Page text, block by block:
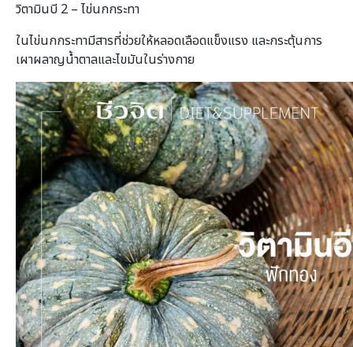
วิตามินบี 2 – ไข่นกกระทา
ในไข่นกกระทามีสารที่ช่วยให้หลอดเลือดแข็งแรง และกระตุ้นการ
เผาผลาญน้ำตาลและไขมันในร่างกาย